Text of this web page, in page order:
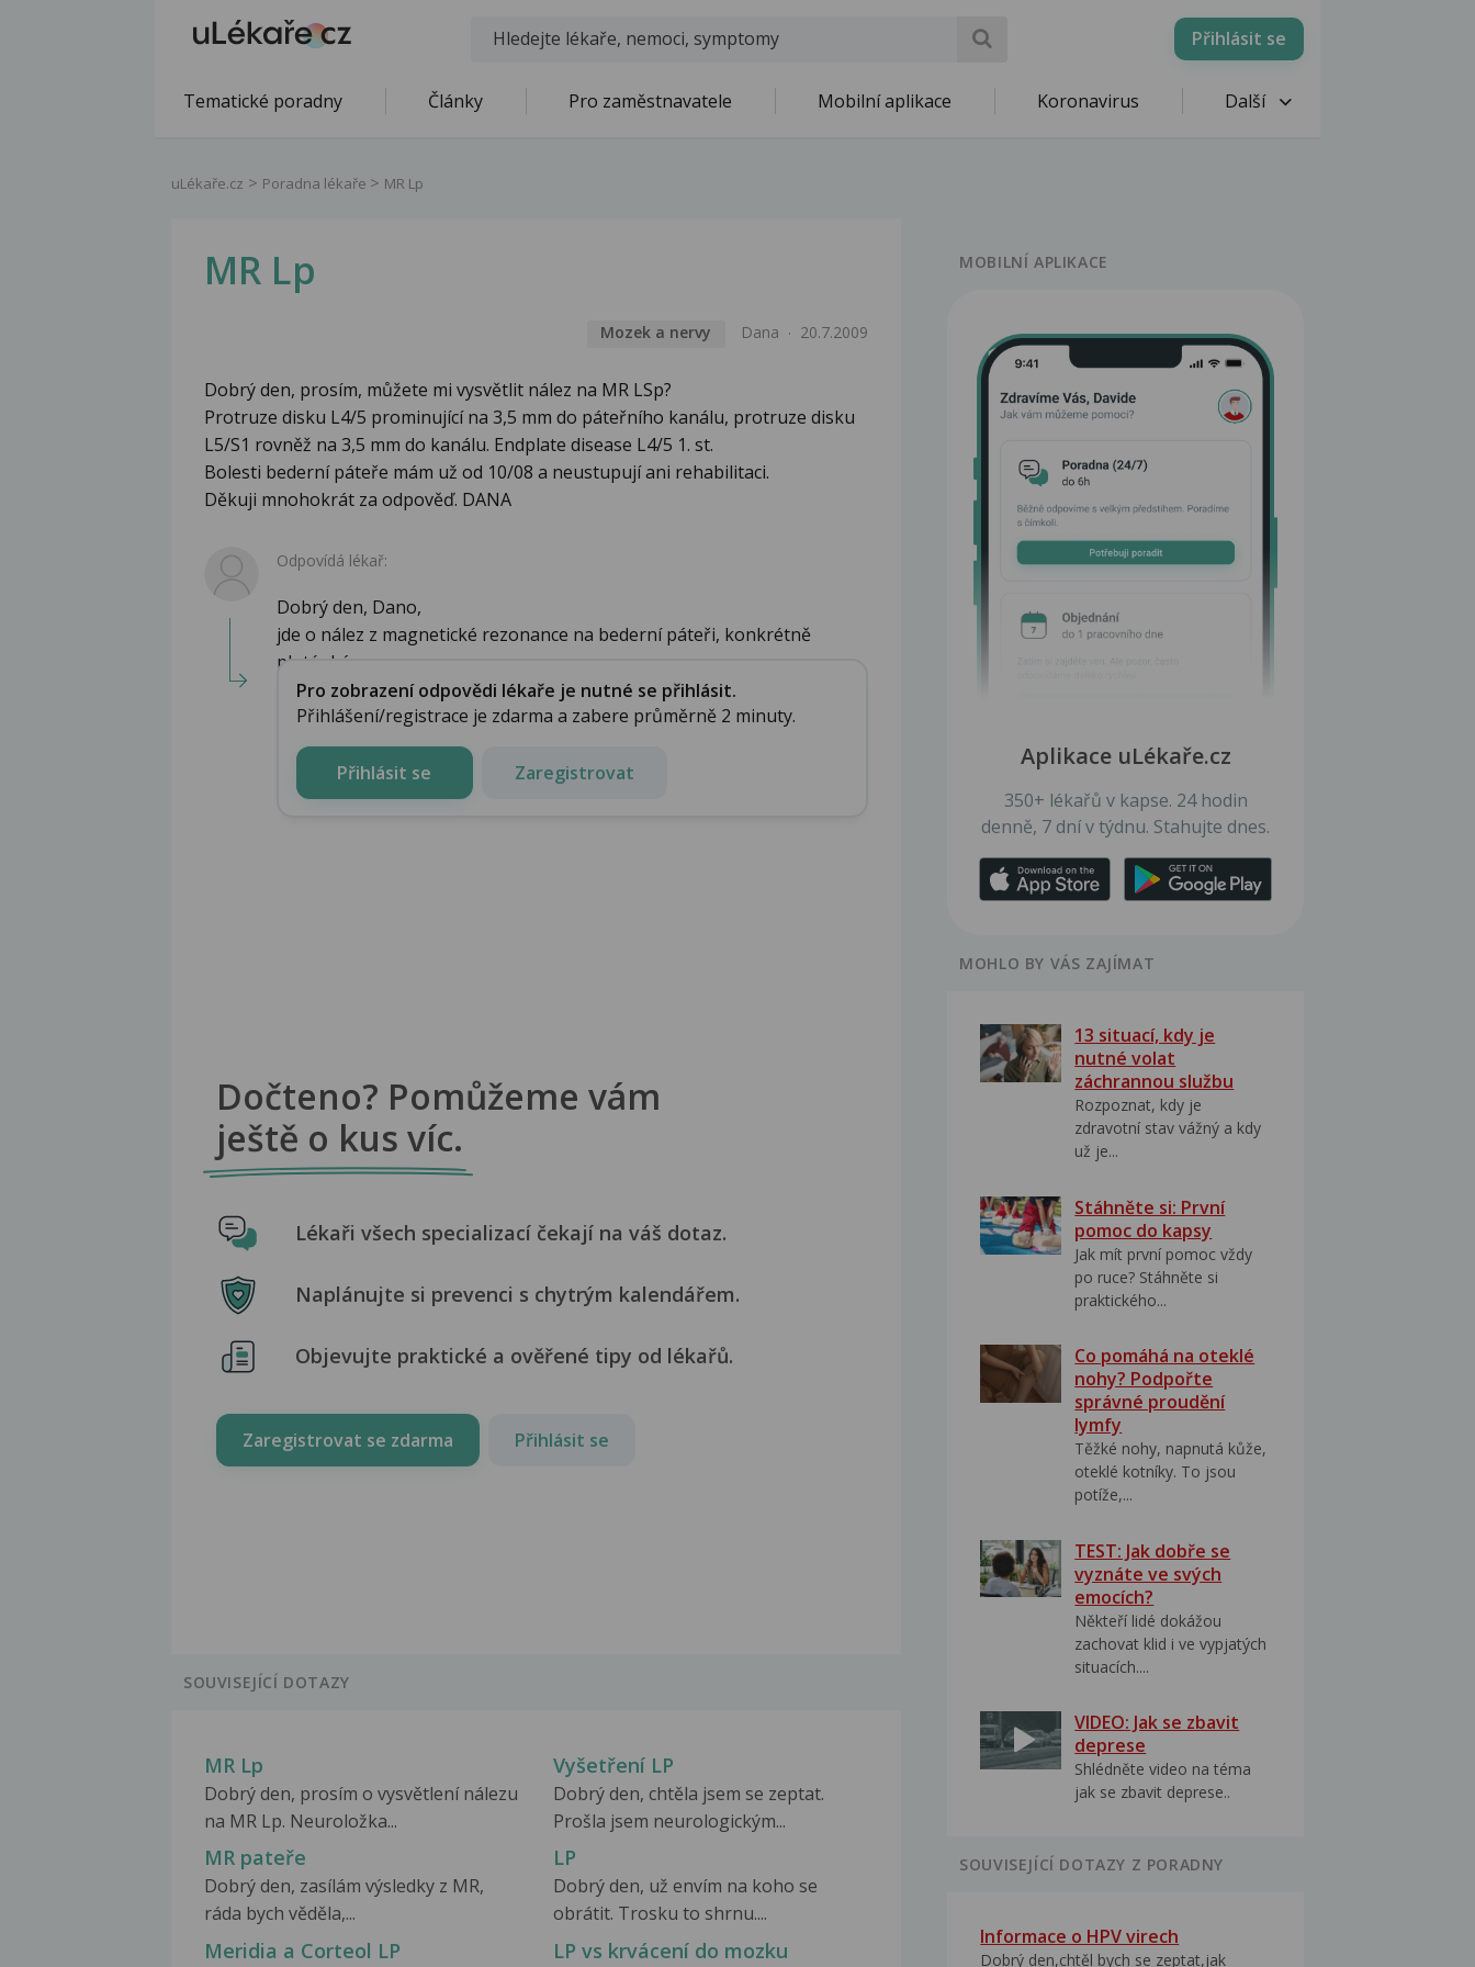
Přihlásit se
Tematické poradny Články Pro zaměstnavatele Mobilní aplikace Koronavirus Další
uLékaře.cz Poradna lékaře MR Lp
MR Lp
Mozek a nervy Dana 20.7.2009
Dobrý den, prosím, můžete mi vysvětlit nález na MR LSp?
Protruze disku L4/5 prominující na 3,5 mm do páteřního kanálu, protruze disku
L5/S1 rovněž na 3,5 mm do kanálu. Endplate disease L4/5 1. st.
Bolesti bederní páteře mám už od 10/08 a neustupují ani rehabilitaci.
Děkuji mnohokrát za odpověď. DANA
Odpovídá lékař:
Dobrý den, Dano,
jde o nález z magnetické rezonance na bederní páteři, konkrétně
ploténká...
Pro zobrazení odpovědi lékaře je nutné se přihlásit.
Přihlášení/registrace je zdarma a zabere průměrně 2 minuty.
Přihlásit se Zaregistrovat
Dočteno? Pomůžeme vám
ještě o kus víc.
Lékaři všech specializací čekají na váš dotaz.
Naplánujte si prevenci s chytrým kalendářem.
Objevujte praktické a ověřené tipy od lékařů.
Zaregistrovat se zdarma Přihlásit se
SOUVISEJÍCÍ DOTAZY
MR Lp
Dobrý den, prosím o vysvětlení nálezu
na MR Lp. Neuroložka...
Vyšetření LP
Dobrý den, chtěla jsem se zeptat.
Prošla jsem neurologickým...
MR pateře
Dobrý den, zasílám výsledky z MR,
ráda bych věděla,...
LP
Dobrý den, už envím na koho se
obrátit. Trosku to shrnu....
Meridia a Corteol LP LP vs krvácení do mozku
MOBILNÍ APLIKACE
Aplikace uLékaře.cz
350+ lékařů v kapse. 24 hodin
denně, 7 dní v týdnu. Stahujte dnes.
MOHLO BY VÁS ZAJÍMAT
13 situací, kdy je
nutné volat
záchrannou službu
Rozpoznat, kdy je
zdravotní stav vážný a kdy
už je...
Stáhněte si: První
pomoc do kapsy
Jak mít první pomoc vždy
po ruce? Stáhněte si
praktického...
Co pomáhá na oteklé
nohy? Podpořte
správné proudění
lymfy
Těžké nohy, napnutá kůže,
oteklé kotníky. To jsou
potíže,...
TEST: Jak dobře se
vyznáte ve svých
emocích?
Někteří lidé dokážou
zachovat klid i ve vypjatých
situacích....
VIDEO: Jak se zbavit
deprese
Shlédněte video na téma
jak se zbavit deprese..
SOUVISEJÍCÍ DOTAZY Z PORADNY
Informace o HPV virech
Dobrý den,chtěl bych se zeptat,jak